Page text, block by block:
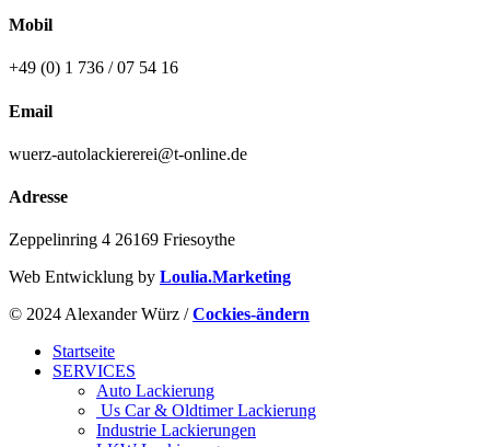
Mobil
+49 (0) 1 736 / 07 54 16
Email
wuerz-autolackiererei@t-online.de
Adresse
Zeppelinring 4 26169 Friesoythe
Web Entwicklung by Loulia.Marketing
© 2024 Alexander Würz /Cockies-ändern
Startseite
SERVICES
Auto Lackierung
Us Car & Oldtimer Lackierung
Industrie Lackierungen